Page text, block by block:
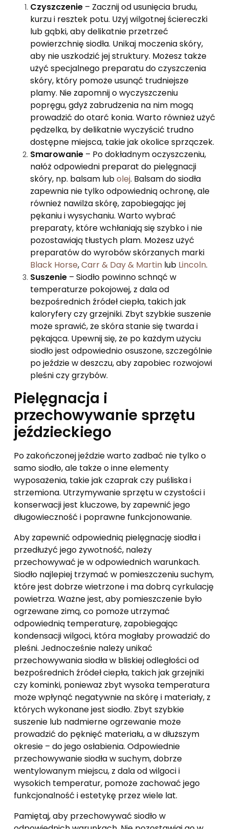
Czyszczenie – Zacznij od usunięcia brudu,
kurzu i resztek potu. Użyj wilgotnej ściereczki
lub gąbki, aby delikatnie przetrzeć
powierzchnię siodła. Unikaj moczenia skóry,
aby nie uszkodzić jej struktury. Możesz także
użyć specjalnego preparatu do czyszczenia
skóry, który pomoże usunąć trudniejsze
plamy. Nie zapomnij o wyczyszczeniu
popręgu, gdyż zabrudzenia na nim mogą
prowadzić do otarć konia. Warto również użyć
pędzelka, by delikatnie wyczyścić trudno
dostępne miejsca, takie jak okolice sprzączek.
Smarowanie – Po dokładnym oczyszczeniu,
nałóż odpowiedni preparat do pielęgnacji
skóry, np. balsam lubolej. Balsam do siodła
zapewnia nie tylko odpowiednią ochronę, ale
również nawilża skórę, zapobiegając jej
pękaniu i wysychaniu. Warto wybrać
preparaty, które wchłaniają się szybko i nie
pozostawiają tłustych plam. Możesz użyć
preparatów do wyrobów skórzanych marki
Black Horse,Carr & Day & Martin lub Lincoln.
Suszenie – Siodło powinno schnąć w
temperaturze pokojowej, z dala od
bezpośrednich źródeł ciepła, takich jak
kaloryfery czy grzejniki. Zbyt szybkie suszenie
może sprawić, że skóra stanie się twarda i
pękająca. Upewnij się, że po każdym użyciu
siodło jest odpowiednio osuszone, szczególnie
po jeździe w deszczu, aby zapobiec rozwojowi
pleśni czy grzybów.
Pielęgnacja i
przechowywanie sprzętu
jeździeckiego
Po zakończonej jeździe warto zadbać nie tylko o
samo siodło, ale także o inne elementy
wyposażenia, takie jak czaprak czy puśliska i
strzemiona. Utrzymywanie sprzętu w czystości i
konserwacji jest kluczowe, by zapewnić jego
długowieczność i poprawne funkcjonowanie.
Aby zapewnić odpowiednią pielęgnację siodła i
przedłużyć jego żywotność, należy
przechowywać je w odpowiednich warunkach.
Siodło najlepiej trzymać w pomieszczeniu suchym,
które jest dobrze wietrzone i ma dobrą cyrkulację
powietrza. Ważne jest, aby pomieszczenie było
ogrzewane zimą, co pomoże utrzymać
odpowiednią temperaturę, zapobiegając
kondensacji wilgoci, która mogłaby prowadzić do
pleśni. Jednocześnie należy unikać
przechowywania siodła w bliskiej odległości od
bezpośrednich źródeł ciepła, takich jak grzejniki
czy kominki, ponieważ zbyt wysoka temperatura
może wpłynąć negatywnie na skórę i materiały, z
których wykonane jest siodło. Zbyt szybkie
suszenie lub nadmierne ogrzewanie może
prowadzić do pęknięć materiału, a w dłuższym
okresie – do jego osłabienia. Odpowiednie
przechowywanie siodła w suchym, dobrze
wentylowanym miejscu, z dala od wilgoci i
wysokich temperatur, pomoże zachować jego
funkcjonalność i estetykę przez wiele lat.
Pamiętaj, aby przechowywać siodło w